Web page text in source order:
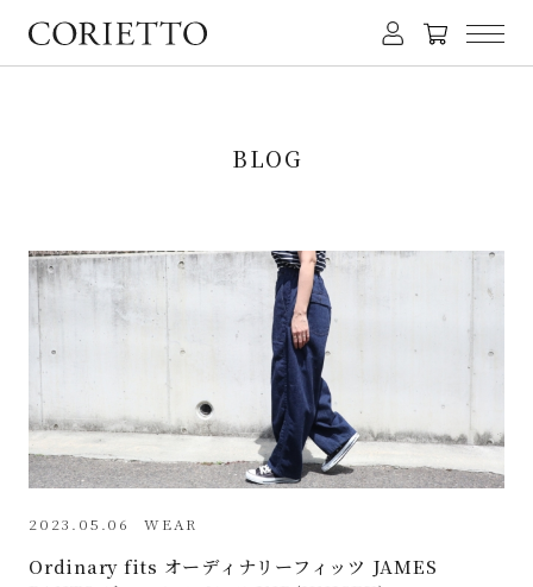
BLOG
2023.05.06 WEAR
Ordinary fits オーディナリーフィッツ JAMES